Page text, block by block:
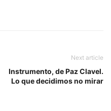
Next article
Instrumento, de Paz Clavel.
Lo que decidimos no mirar